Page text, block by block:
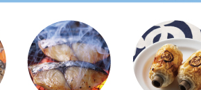
練り物一覧
ラーメン一覧
お酒のお供
2,000〜2,999
3,000〜3,999
円